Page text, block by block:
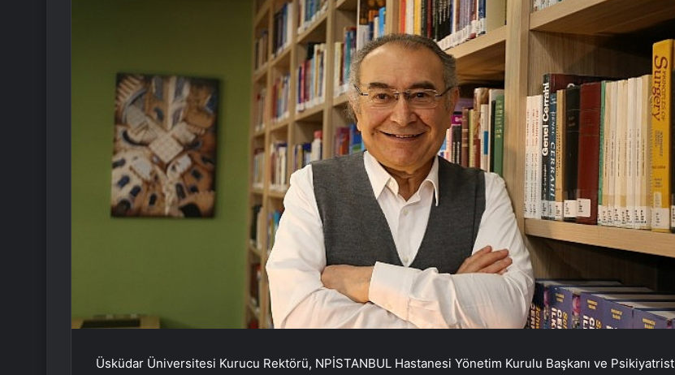
Üsküdar Üniversitesi Kurucu Rektörü, NPİSTANBUL Hastanesi Yönetim Kurulu Başkanı ve Psikiyatrist